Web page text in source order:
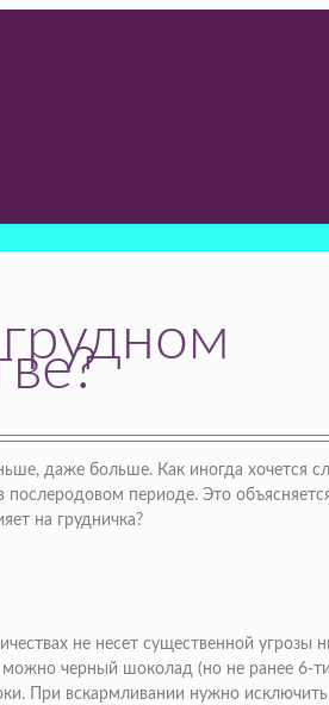
даже больше. Как иногда хочется
периоде. Это
на грудничка?
не несет существенной
черный шоколад (но не ранее 6-
При вскармливании нужно